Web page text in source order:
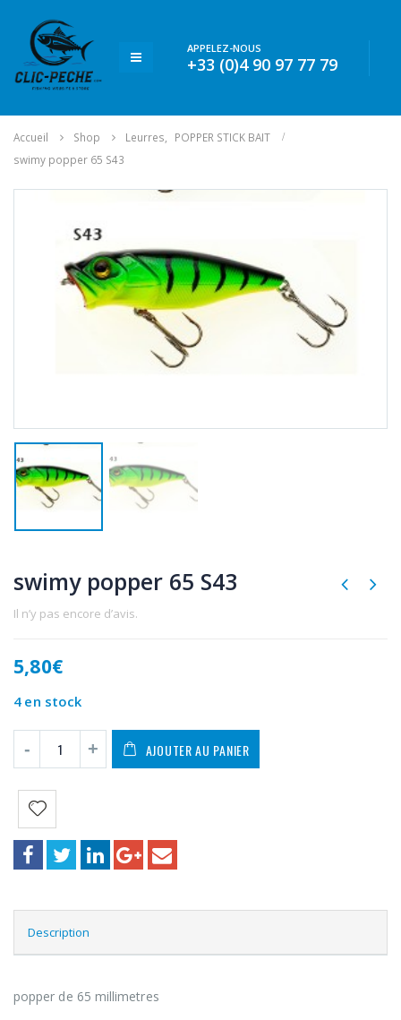
APPELEZ-NOUS
+33 (0)4 90 97 77 79
Accueil Shop Leurres
POPPER STICK BAIT
swimy popper 65 S43
swimy popper 65 S43
Il n’y pas encore d’avis.
5,80€
4 en stock
AJOUTER AU PANIER
Description
popper de 65 millimetres